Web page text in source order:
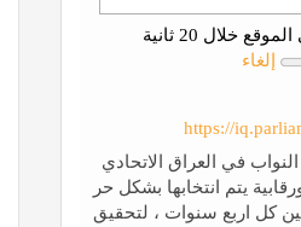
خلال 20 ثانية
إلغاء
https://
في العراق الاتحادي
يتم انتخابها بشكل حر
كل اربع سنوات ، لتحقيق